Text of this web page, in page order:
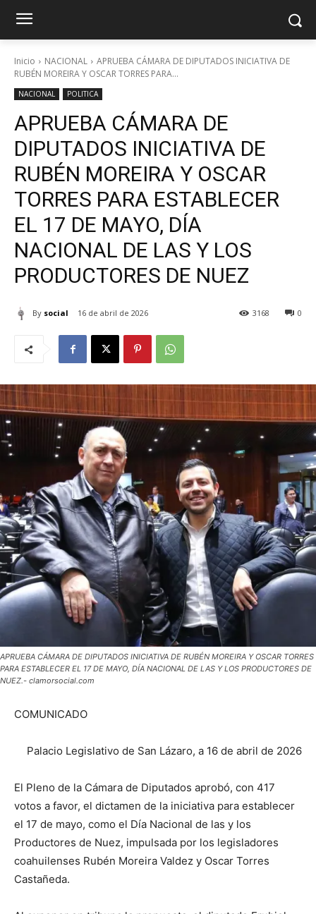
Inicio NACIONAL
APRUEBA CÁMARA DE DIPUTADOS INICIATIVA DE
RUBÉN MOREIRA Y OSCAR TORRES PARA...
NACIONAL POLITICA
APRUEBA CÁMARA DE
DIPUTADOS INICIATIVA DE
RUBÉN MOREIRA Y OSCAR
TORRES PARA ESTABLECER
EL 17 DE MAYO, DÍA
NACIONAL DE LAS Y LOS
PRODUCTORES DE NUEZ
By social 16 de abril de 2026 0
3168
APRUEBA CÁMARA DE DIPUTADOS INICIATIVA DE RUBÉN MOREIRA Y OSCAR TORRES
PARA ESTABLECER EL 17 DE MAYO, DÍA NACIONAL DE LAS Y LOS PRODUCTORES DE
NUEZ.- clamorsocial.com
COMUNICADO
Palacio Legislativo de San Lázaro, a 16 de abril de 2026
El Pleno de la Cámara de Diputados aprobó, con 417
votos a favor, el dictamen de la iniciativa para establecer
el 17 de mayo, como el Día Nacional de las y los
Productores de Nuez, impulsada por los legisladores
coahuilenses Rubén Moreira Valdez y Oscar Torres
Castañeda.